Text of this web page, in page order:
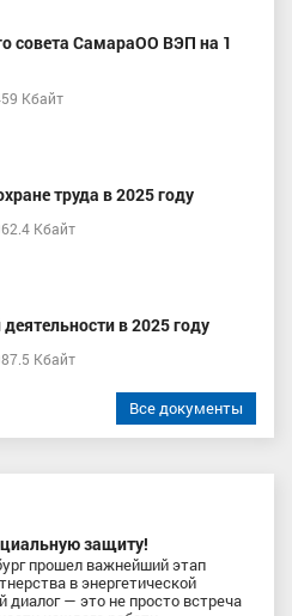
совета СамараОО ВЭП на 1
Кбайт
труда в 2025 году
Кбайт
в 2025 году
Кбайт
Все документы
защиту!
прошел важнейший этап
в энергетической
— это не просто встреча